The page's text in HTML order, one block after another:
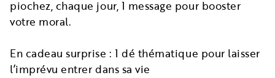
piochez, chaque jour, 1 message pour booster
votre moral.
En cadeau surprise : 1 dé thématique pour laisser
l’imprévu entrer dans sa vie